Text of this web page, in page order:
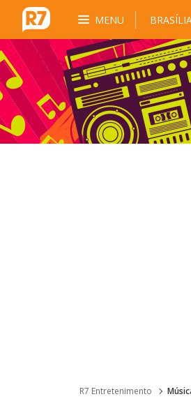
MENU
R7 Entretenimento